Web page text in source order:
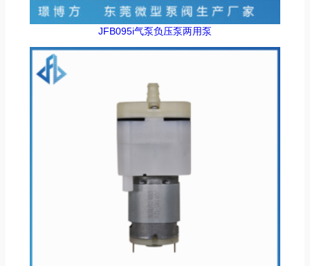
JFB095i气泵负压泵两用泵